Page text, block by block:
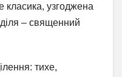
класика, узгоджена
– священний
тихе,